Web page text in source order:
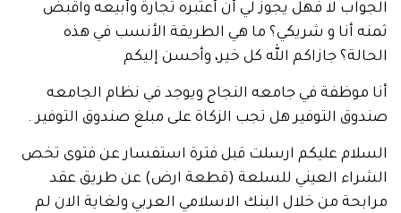
لا فهل يجوز لي أن أعتبره تجارة وأبيعه واقبض
أنا و شريكي؟ ما هي الطريقة الأنسب في هذه
جازاكم الله كل خير، وأحسن إليكم
في جامعه النجاح ويوجد في نظام الجامعه
التوفير هل تجب الزكاة على مبلغ صندوق التوفير .
عليكم ارسلت قبل فترة استفسار عن فتوى تخص
العيني للسلعة (قطعة ارض) عن طريق عقد
من خلال البنك الاسلامي العربي ولغاية الان لم